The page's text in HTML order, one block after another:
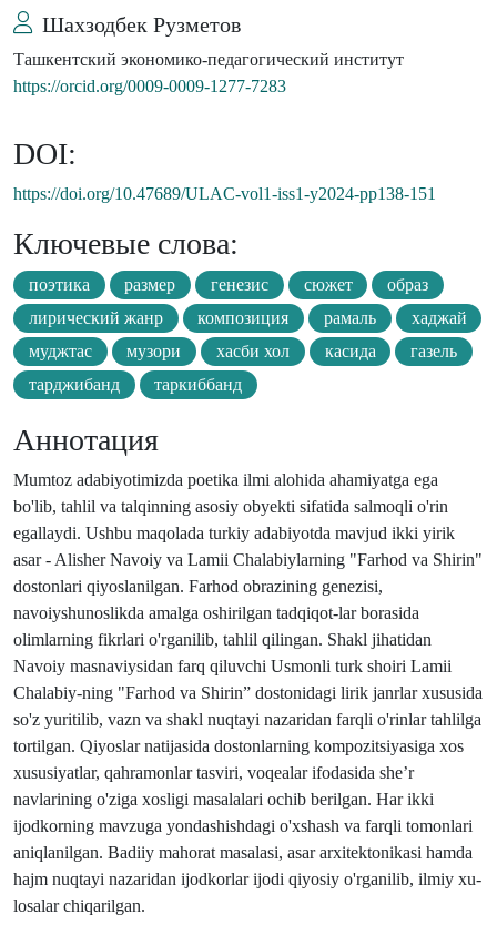
Шахзодбек Рузметов
Ташкентский экономико-педагогический институт
https://orcid.org/0009-0009-1277-7283
DOI:
https://doi.org/10.47689/ULAC-vol1-iss1-y2024-pp138-151
Ключевые слова:
поэтика размер генезис сюжет
образ
лирический жанр
композиция рамаль
хаджай
муджтас
музори хасби хол касида
газель
тарджибанд
таркиббанд
Аннотация
Mumtoz adabiyotimizda poetika ilmi alohida ahamiyatga ega
bo'lib, tahlil va talqinning asosiy obyekti sifatida salmoqli o'rin
egallaydi. Ushbu maqolada turkiy adabiyotda mavjud ikki yirik
asar - Alisher Navoiy va Lamii Chalabiylarning "Farhod va Shirin"
dostonlari qiyoslanilgan. Farhod obrazining genezisi,
navoiyshunoslikda amalga oshirilgan tadqiqot-lar borasida
olimlarning fikrlari o'rganilib, tahlil qilingan. Shakl jihatidan
Navoiy masnaviysidan farq qiluvchi Usmonli turk shoiri Lamii
Chalabiy-ning "Farhod va Shirin” dostonidagi lirik janrlar xususida
so'z yuritilib, vazn va shakl nuqtayi nazaridan farqli o'rinlar tahlilga
tortilgan. Qiyoslar natijasida dostonlarning kompozitsiyasiga xos
xususiyatlar, qahramonlar tasviri, voqealar ifodasida she’r
navlarining o'ziga xosligi masalalari ochib berilgan. Har ikki
ijodkorning mavzuga yondashishdagi o'xshash va farqli tomonlari
aniqlanilgan. Badiiy mahorat masalasi, asar arxitektonikasi hamda
hajm nuqtayi nazaridan ijodkorlar ijodi qiyosiy o'rganilib, ilmiy xu-
losalar chiqarilgan.